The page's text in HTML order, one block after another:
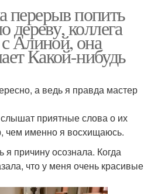
перерыв попить
дереву, коллега
Алиной, она
Какой-нибудь
а ведь я правда мастер
приятные слова о их
чем именно я восхищаюсь.
причину осознала. Когда
что у меня очень красивые